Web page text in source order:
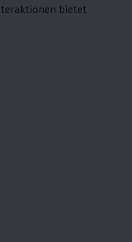
bietet